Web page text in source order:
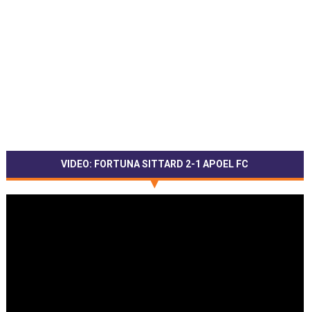
VIDEO: FORTUNA SITTARD 2-1 APOEL FC